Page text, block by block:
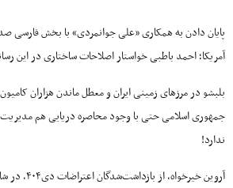
پایان دادن به همکاری «علی جوانمردی» با بخش فارسی
آمریکا؛ احمد باطبی خواستار اصلاحات ساختاری در این
بلبشو در مرزهای زمینی ایران و معطل ماندن هزاران
جمهوری اسلامی حتی با وجود محاصره دریایی هم
ندارد!
آروین خیرخواه، از